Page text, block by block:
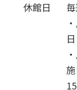
休館日